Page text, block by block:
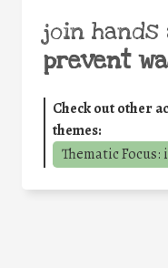
join
prevent
Check out other
themes:
Thematic Focus: